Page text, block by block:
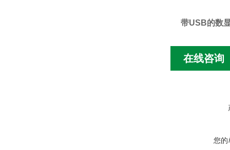
带USB的数
在线咨询
您的